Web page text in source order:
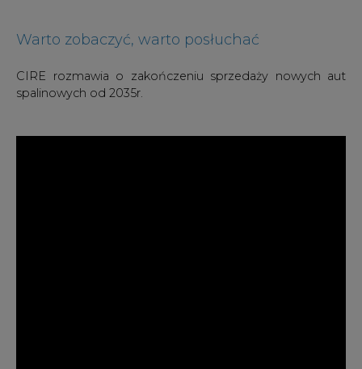
Warto zobaczyć, warto posłuchać
CIRE rozmawia o zakończeniu sprzedaży nowych aut
spalinowych od 2035r.